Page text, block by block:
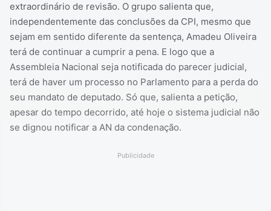
extraordinário de revisão. O grupo salienta que,
independentemente das conclusões da CPI, mesmo que
sejam em sentido diferente da sentença, Amadeu Oliveira
terá de continuar a cumprir a pena. E logo que a
Assembleia Nacional seja notificada do parecer judicial,
terá de haver um processo no Parlamento para a perda do
seu mandato de deputado. Só que, salienta a petição,
apesar do tempo decorrido, até hoje o sistema judicial não
se dignou notificar a AN da condenação.
Publicidade